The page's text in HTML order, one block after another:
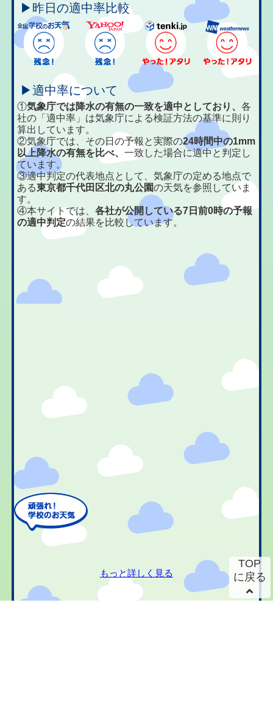
▶昨日の適中率比較
▶適中率について
①気象庁では降水の有無の一致を適中としており、各
社の「適中率」は気象庁による検証方法の基準に則り
算出しています。
②気象庁では、その日の予報と実際の24時間中の1mm
以上降水の有無を比べ、一致した場合に適中と判定し
ています。
③適中判定の代表地点として、気象庁の定める地点で
ある東京都千代田区北の丸公園の天気を参照していま
す。
④本サイトでは、各社が公開している7日前0時の予報
の適中判定の結果を比較しています。
もっと詳しく見る
TOP
に戻る